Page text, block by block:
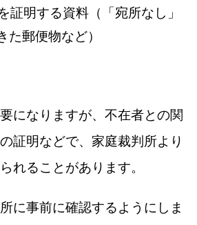
証明する資料（「宛所なし」
た郵便物など）
になりますが、不在者との関
証明などで、家庭裁判所より
れることがあります。
に事前に確認するようにしま